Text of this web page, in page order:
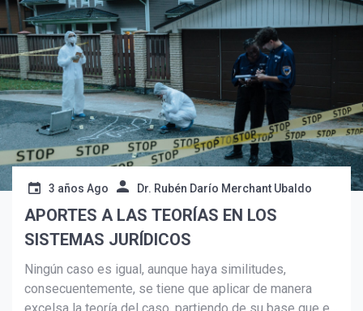
3 años Ago Dr. Rubén Darío Merchant Ubaldo
APORTES A LAS TEORÍAS EN LOS
SISTEMAS JURÍDICOS
Ningún caso es igual, aunque haya similitudes,
consecuentemente, se tiene que aplicar de manera